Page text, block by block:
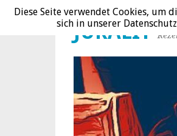
JURALIT
Diese Seite verwendet Cookies, um
sich in unserer